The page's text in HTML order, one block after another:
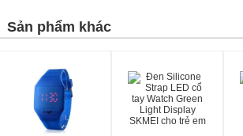
Sản phẩm khác